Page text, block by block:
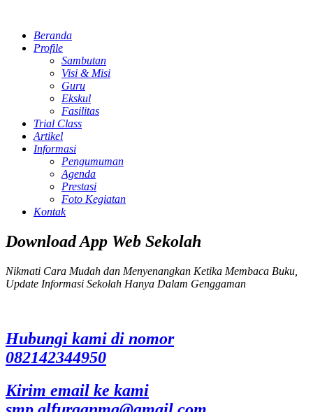
Beranda
Profile
Sambutan
Visi & Misi
Guru
Ekskul
Fasilitas
Trial Class
Artikel
Informasi
Pengumuman
Agenda
Prestasi
Foto Kegiatan
Kontak
Download App Web Sekolah
Nikmati Cara Mudah dan Menyenangkan Ketika Membaca Buku,
Update Informasi Sekolah Hanya Dalam Genggaman
Hubungi kami di nomor
082142344950
Kirim email ke kami